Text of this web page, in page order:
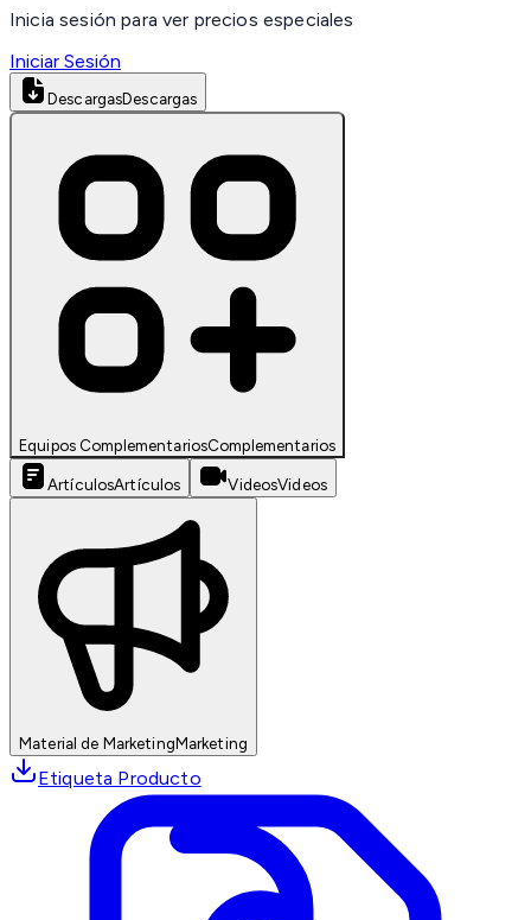
Inicia sesión para ver precios especiales
Iniciar Sesión
DescargasDescargas
Equipos ComplementariosComplementarios
ArtículosArtículos VideosVideos
Material de MarketingMarketing
Etiqueta Producto